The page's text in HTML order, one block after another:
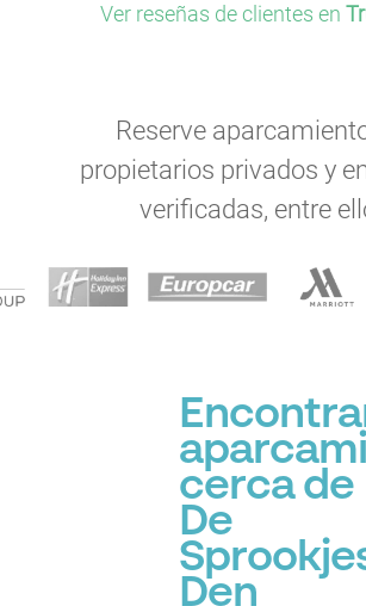
Ver reseñas de clientes en
Reserve
propietarios privados y
verificadas, entre
cerca de
De
Den